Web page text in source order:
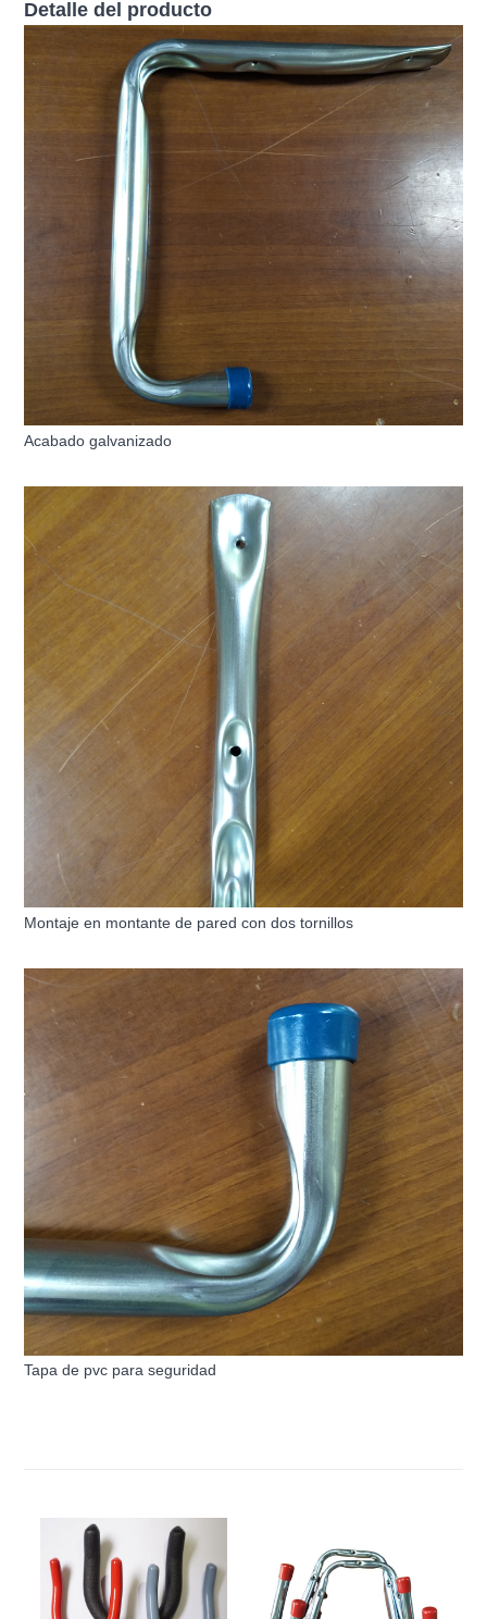
Detalle del producto
Acabado galvanizado
Montaje en montante de pared con dos tornillos
Tapa de pvc para seguridad